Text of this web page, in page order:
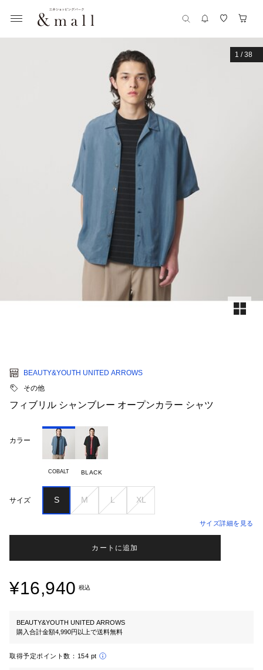
1 /38
BEAUTY&YOUTH UNITED ARROWS
その他
フィブリル シャンブレー オープンカラー シャツ
カラー
COBALT BLACK
サイズ S M L XL
サイズ詳細を見る
カートに追加
¥16,940 税込
BEAUTY&YOUTH UNITED ARROWS
購入合計金額4,990円以上で送料無料
取得予定ポイント数： 154 pt